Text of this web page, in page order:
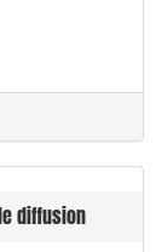
diffusion